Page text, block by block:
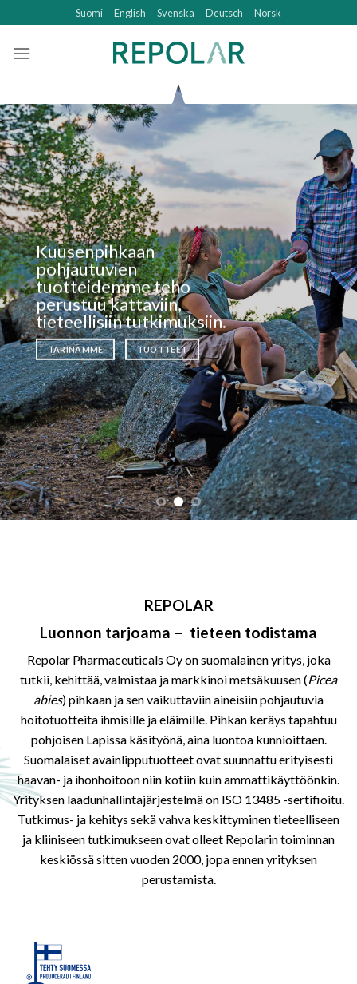
to
content
Suomi English Svenska Deutsch Norsk
Kuusenpihkaan
pohjautuvien
tuotteidemme teho
perustuu kattaviin,
tieteellisiin tutkimuksiin.
TARINAMME TUOTTEET
REPOLAR
Luonnon tarjoama – tieteen todistama
Repolar Pharmaceuticals Oy on suomalainen yritys, joka
tutkii, kehittää, valmistaa ja markkinoi metsäkuusen (Picea
abies) pihkaan ja sen vaikuttaviin aineisiin pohjautuvia
hoitotuotteita ihmisille ja eläimille. Pihkan keräys tapahtuu
pohjoisen Lapissa käsityönä, aina luontoa kunnioittaen.
Suomalaiset avainlipputuotteet ovat suunnattu erityisesti
haavan- ja ihonhoitoon niin kotiin kuin ammattikäyttöönkin.
Yrityksen laadunhallintajärjestelmä on ISO 13485 -sertifioitu.
Tutkimus- ja kehitys sekä vahva keskittyminen tieteelliseen
ja kliiniseen tutkimukseen ovat olleet Repolarin toiminnan
keskiössä sitten vuoden 2000, jopa ennen yrityksen
perustamista.